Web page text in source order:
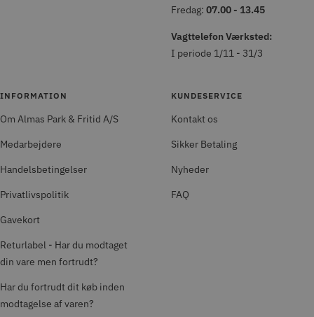
Fredag: 07.00 - 13.45
Vagttelefon Værksted:
I periode 1/11 - 31/3
INFORMATION
Om Almas Park & Fritid A/S
Medarbejdere
Handelsbetingelser
Privatlivspolitik
Gavekort
Returlabel - Har du modtaget
din vare men fortrudt?
Har du fortrudt dit køb inden
modtagelse af varen?
KUNDESERVICE
Kontakt os
Sikker Betaling
Nyheder
FAQ